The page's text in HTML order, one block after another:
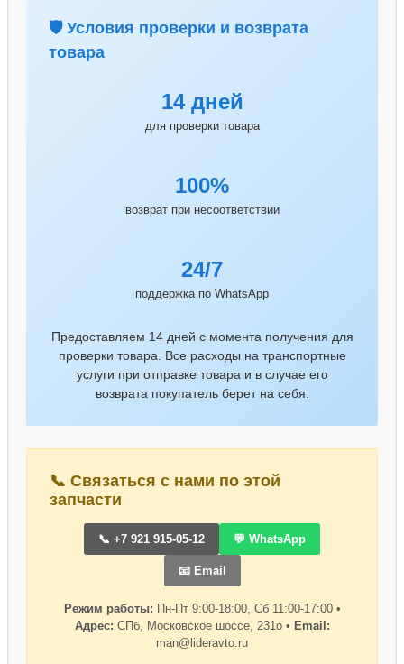
🛡️ Условия проверки и возврата
товара
14 дней
для проверки товара
100%
возврат при несоответствии
24/7
поддержка по WhatsApp
Предоставляем 14 дней с момента получения для
проверки товара. Все расходы на транспортные
услуги при отправке товара и в случае его
возврата покупатель берет на себя.
📞 Связаться с нами по этой
запчасти
📞 +7 921 915-05-12 💬 WhatsApp
📧 Email
Режим работы: Пн-Пт 9:00-18:00, Сб 11:00-17:00 •
Адрес: СПб, Московское шоссе, 231о • Email:
man@lideravto.ru